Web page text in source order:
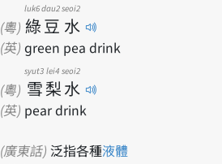
(粵) 綠
luk6
豆
dau2
水
seoi2
(英) green pea drink
(粵) 雪
syut3
梨
lei4
水
seoi2
(英) pear drink
(廣東話) 泛指各種液體